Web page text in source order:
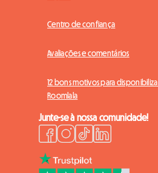
Centro de confiança
Avaliações e comentários
12 bons motivos para
Roomlala
Junte-se à nossa comunidade!